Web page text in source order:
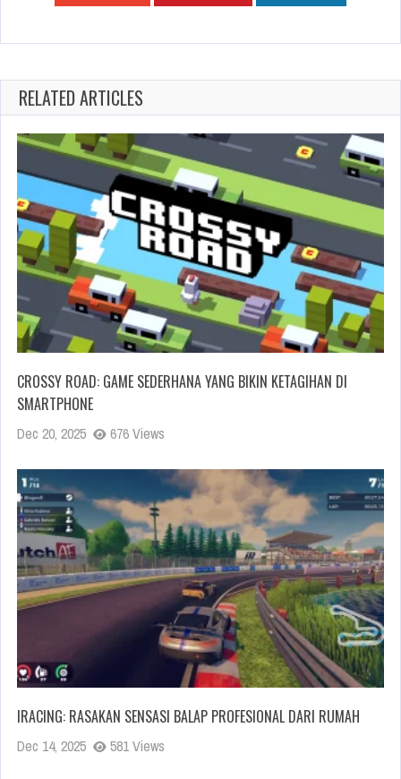
RELATED ARTICLES
CROSSY ROAD: GAME SEDERHANA YANG BIKIN KETAGIHAN DI
SMARTPHONE
Dec 20, 2025 676 Views
IRACING: RASAKAN SENSASI BALAP PROFESIONAL DARI RUMAH
Dec 14, 2025 581 Views